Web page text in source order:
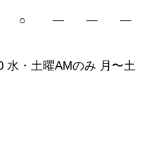
○ — — —
水・土曜AMのみ 月〜土